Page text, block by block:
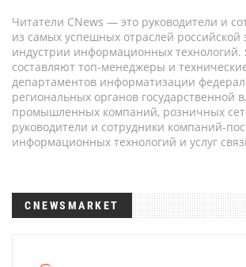
Читатели CNews — это руководители и
из самых успешных отраслей российской
индустрии информационных технологий.
составляют топ-менеджеры и
департаментов информатизации
региональных органов государственной
промышленных компаний, розничных
руководители и сотрудники компаний-
информационных технологий и услуг
CNEWSMARKET